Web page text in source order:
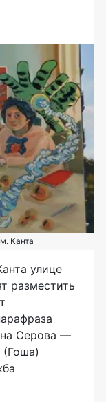
Канта
улице
разместить
Серова —
(Гоша)